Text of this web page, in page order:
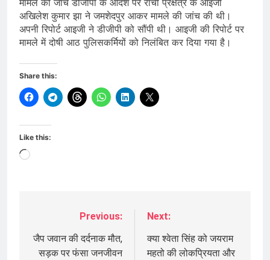
मामले की जांच डीजीपी के आदेश पर रांची प्रक्षेत्र के आइजी
अखिलेश कुमार झा ने जमशेदपुर आकर मामले की जांच की थी।
अपनी रिपोर्ट आइजी ने डीजीपी को सौंपी थी। आइजी की रिपोर्ट पर
मामले में दोषी आठ पुलिसकर्मियों को निलंबित कर दिया गया है।
Share this:
Like this:
Loading…
navigation
Previous:
जैप जवान की दर्दनाक मौत,
सड़क पर फंसा जनजीवन
Next:
क्या श्वेता सिंह को जयराम
महतो की लोकप्रियता और